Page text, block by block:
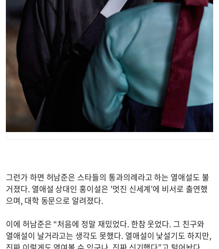
그런가 하면 허남준은 스타들의 통과의례라고 하는 열애설도 불
거졌다. 열애설 상대인 홍이설은 '멋진 신세계’에 비서로 출연했
으며, 대학 동문으로 알려졌다.
이에 허남준은 “처음에 정말 재밌었다. 한참 웃었다. 그 친구와
열애설이 날거라고는 생각도 못했다. 열애설이 낯설기도 하지만,